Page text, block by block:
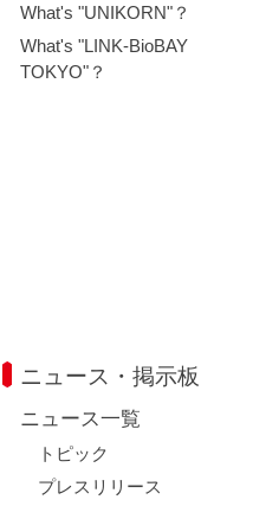
What's "UNIKORN"？
What's "LINK-BioBAY
TOKYO"？
ニュース・掲示板
ニュース一覧
トピック
プレスリリース